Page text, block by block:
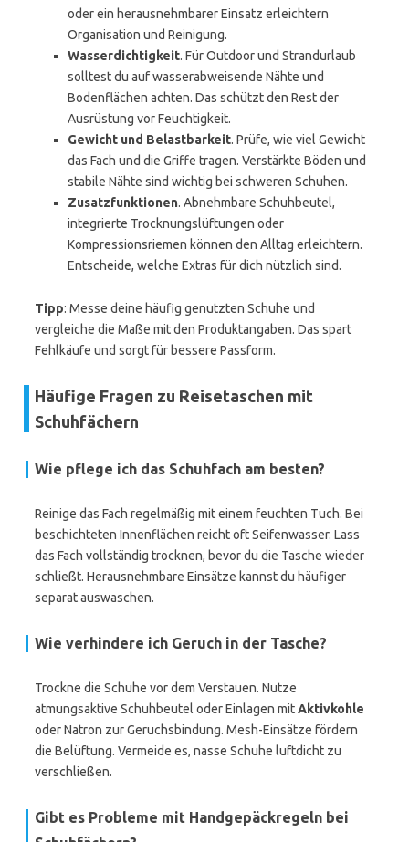
oder ein herausnehmbarer Einsatz erleichtern
Organisation und Reinigung.
Wasserdichtigkeit. Für Outdoor und Strandurlaub
solltest du auf wasserabweisende Nähte und
Bodenflächen achten. Das schützt den Rest der
Ausrüstung vor Feuchtigkeit.
Gewicht und Belastbarkeit. Prüfe, wie viel Gewicht
das Fach und die Griffe tragen. Verstärkte Böden und
stabile Nähte sind wichtig bei schweren Schuhen.
Zusatzfunktionen. Abnehmbare Schuhbeutel,
integrierte Trocknungslüftungen oder
Kompressionsriemen können den Alltag erleichtern.
Entscheide, welche Extras für dich nützlich sind.
Tipp: Messe deine häufig genutzten Schuhe und
vergleiche die Maße mit den Produktangaben. Das spart
Fehlkäufe und sorgt für bessere Passform.
Häufige Fragen zu Reisetaschen mit
Schuhfächern
Wie pflege ich das Schuhfach am besten?
Reinige das Fach regelmäßig mit einem feuchten Tuch. Bei
beschichteten Innenflächen reicht oft Seifenwasser. Lass
das Fach vollständig trocknen, bevor du die Tasche wieder
schließt. Herausnehmbare Einsätze kannst du häufiger
separat auswaschen.
Wie verhindere ich Geruch in der Tasche?
Trockne die Schuhe vor dem Verstauen. Nutze
atmungsaktive Schuhbeutel oder Einlagen mitAktivkohle
oder Natron zur Geruchsbindung. Mesh-Einsätze fördern
die Belüftung. Vermeide es, nasse Schuhe luftdicht zu
verschließen.
Gibt es Probleme mit Handgepäckregeln bei